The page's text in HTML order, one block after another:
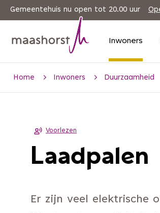
Gemeentehuis nu open tot 20.00 uur
Inwoners
Home Inwoners Duurzaamheid
Voorlezen
Laadpalen
Er zijn veel elektrische